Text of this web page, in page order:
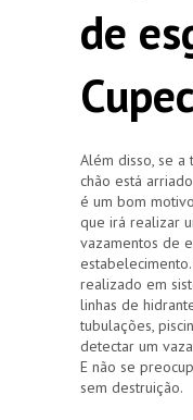
de
Além disso, se a
chão está
é um bom
que irá realizar
vazamentos de
realizado em
linhas de
tubulações,
detectar um
E não se
sem destruição.